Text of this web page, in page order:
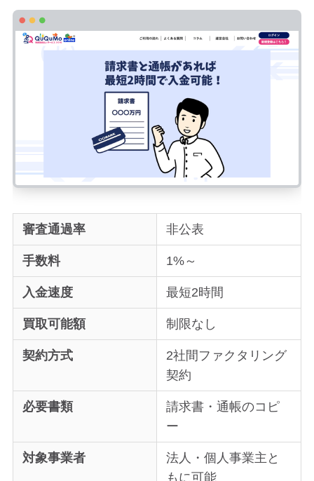
審査通過率 非公表
手数料 1%～
入金速度 最短2時間
買取可能額 制限なし
契約方式
2社間ファクタリング
契約
必要書類
請求書・通帳のコピ
ー
対象事業者
法人・個人事業主と
もに可能